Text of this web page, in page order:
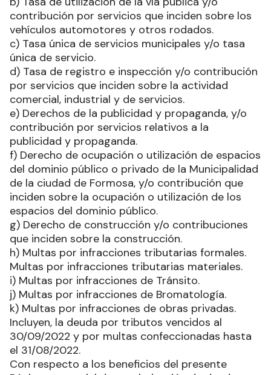
contribución por servicios que inciden sobre los
vehículos automotores y otros rodados.
c) Tasa única de servicios municipales y/o tasa
única de servicio.
d) Tasa de registro e inspección y/o contribución
por servicios que inciden sobre la actividad
comercial, industrial y de servicios.
e) Derechos de la publicidad y propaganda, y/o
contribución por servicios relativos a la
publicidad y propaganda.
f) Derecho de ocupación o utilización de espacios
del dominio público o privado de la Municipalidad
de la ciudad de Formosa, y/o contribución que
inciden sobre la ocupación o utilización de los
espacios del dominio público.
g) Derecho de construcción y/o contribuciones
que inciden sobre la construcción.
h) Multas por infracciones tributarias formales.
Multas por infracciones tributarias materiales.
i) Multas por infracciones de Tránsito.
j) Multas por infracciones de Bromatología.
k) Multas por infracciones de obras privadas.
Incluyen, la deuda por tributos vencidos al
30/09/2022 y por multas confeccionadas hasta
el 31/08/2022.
Con respecto a los beneficios del presente